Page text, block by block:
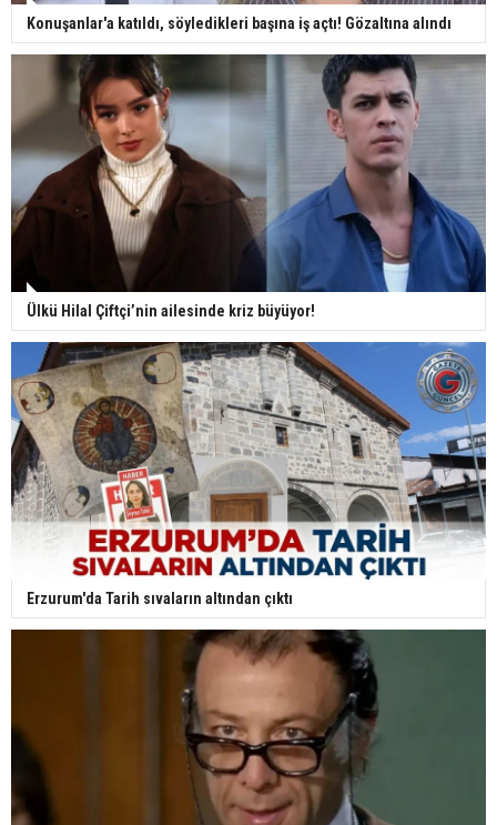
Konuşanlar'a katıldı, söyledikleri başına iş açtı! Gözaltına alındı
Ülkü Hilal Çiftçi’nin ailesinde kriz büyüyor!
Erzurum'da Tarih sıvaların altından çıktı